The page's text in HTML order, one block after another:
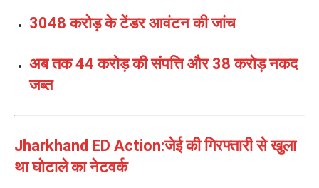
3048 करोड़ के टेंडर आवंटन की जांच
अब तक 44 करोड़ की संपत्ति और 38 करोड़ नकद
जब्त
Jharkhand ED Action:जेई की गिरफ्तारी से खुला
था घोटाले का नेटवर्क